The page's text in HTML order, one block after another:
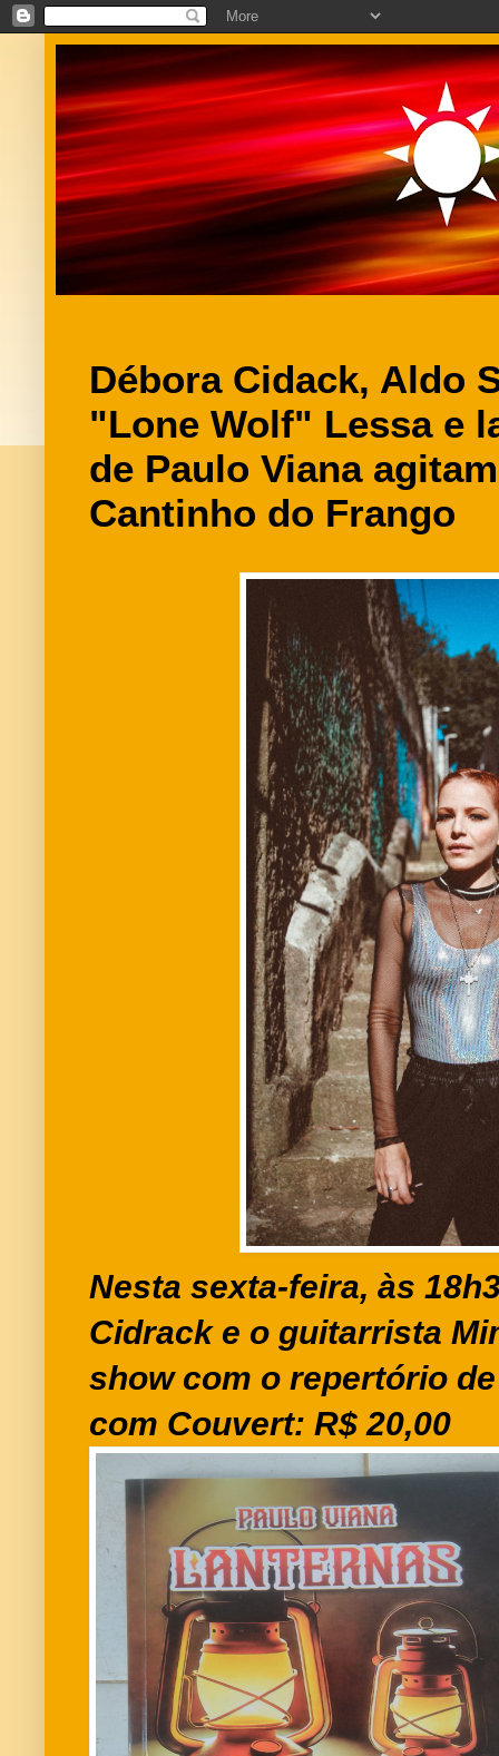
Débora Cidack, Aldo
"Lone Wolf" Lessa e
de Paulo Viana
Cantinho do Frango
Nesta sexta-feira, às
Cidrack e o guitarrista
show com o repertório
com Couvert: R$ 20,00